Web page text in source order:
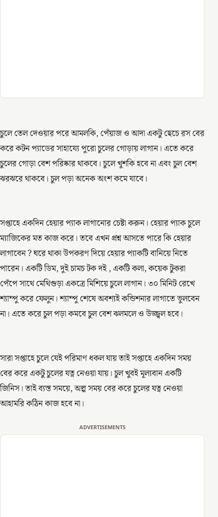
চুলে তেল দেওয়ার পরে আমলকি, পেঁয়াজ ও আদা একটু ছেচে রস বের
করে কটন প্যাডের সাহায্যে পুরো চুলের গোড়ায় লাগান। এতে করে
চুলের গোড়া বেশ পরিষ্কার থাকবে। চুলে খুশকি হবে না এবং চুল বেশ
ঝরঝরে থাকবে। চুল পড়া অনেক অংশ কমে যাবে।
সপ্তাহে একদিন হেয়ার প্যাক লাগানোর চেষ্টা করুন। হেয়ার প্যাক চুলে
ম্যাজিকের মত কাজ করে। তবে এখন প্রশ্ন আসতে পারে কি হেয়ার
লাগাবেন ? ঘরে থাকা উপকরণ দিয়ে হেয়ার প্যাকটি বানিয়ে নিতে
পারেন। একটি ডিম, দুই চামচ টক দই , একটি কলা, কয়েক টুকরা
পেঁপে সাথে মেথিগুড়া একত্রে মিশিয়ে চুলে লাগান। ৩০ মিনিট রেখে
শ্যাম্পু করে ফেলুন। শ্যাম্পু শেষে অবশ্যই কন্ডিশনার লাগাতে ভুলবেন
না। এতে করে চুল পড়া কমবে চুল বেশ ঝলমলে ও উজ্জ্বল হবে।
সারা সপ্তাহে চুলে যেই পরিমাণ ধকল যায় তাই সপ্তাহে একদিন সময়
বের করে একটু চুলের যত্ন নেওয়া যায়। চুল খুবই মূল্যবান একটি
জিনিস। তাই ব্যস্ত সময়ে, অল্প সময় বের করে চুলের যত্ন নেওয়া
আহামরি কঠিন কাজ হবে না।
ADVERTISEMENTS